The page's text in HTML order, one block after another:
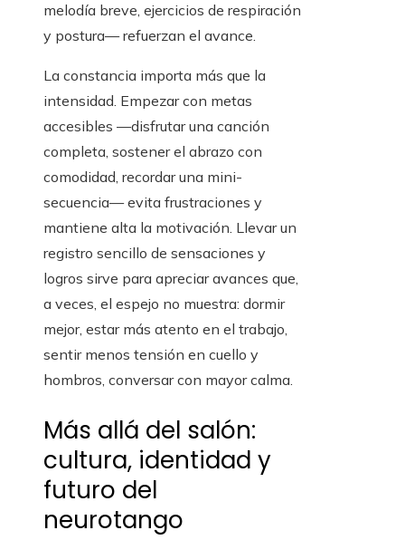
melodía breve, ejercicios de respiración
y postura— refuerzan el avance.
La constancia importa más que la
intensidad. Empezar con metas
accesibles —disfrutar una canción
completa, sostener el abrazo con
comodidad, recordar una mini-
secuencia— evita frustraciones y
mantiene alta la motivación. Llevar un
registro sencillo de sensaciones y
logros sirve para apreciar avances que,
a veces, el espejo no muestra: dormir
mejor, estar más atento en el trabajo,
sentir menos tensión en cuello y
hombros, conversar con mayor calma.
Más allá del salón:
cultura, identidad y
futuro del
neurotango